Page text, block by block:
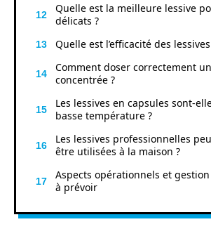
Quelle est la meilleure lessive
délicats ?
Quelle est l’efficacité des
Comment doser correctement
concentrée ?
Les lessives en capsules sont-
basse température ?
Les lessives professionnelles
être utilisées à la maison ?
Aspects opérationnels et
à prévoir